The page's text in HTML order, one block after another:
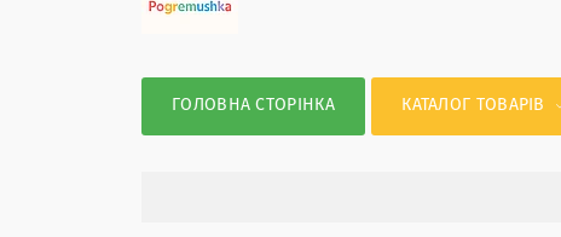
ГОЛОВНА СТОРІНКА КАТАЛОГ ТОВАРІВ